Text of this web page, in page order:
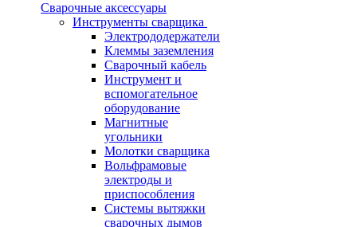
Сварочные аксессуары
Инструменты сварщика
Электрододержатели
Клеммы заземления
Сварочный кабель
Инструмент и
вспомогательное
оборудование
Магнитные
угольники
Молотки сварщика
Вольфрамовые
электроды и
приспособления
Системы вытяжки
сварочных дымов